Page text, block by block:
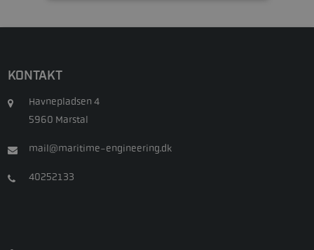
KONTAKT
Havnepladsen 4
5960 Marstal
mail@maritime-engineering.dk
40252133